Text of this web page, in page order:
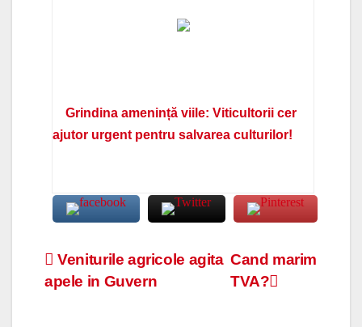
Grindina amenință viile: Viticultorii cer
ajutor urgent pentru salvarea culturilor!
Navigare
în
Cand marim
TVA?
Veniturile agricole agita
apele in Guvern